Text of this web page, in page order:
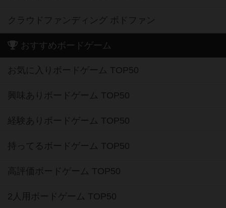
クラウドファンディング ボドファン
おすすめボードゲーム
お気に入りボードゲーム TOP50
興味ありボードゲーム TOP50
経験ありボードゲーム TOP50
持ってるボードゲーム TOP50
高評価ボードゲーム TOP50
2人用ボードゲーム TOP50